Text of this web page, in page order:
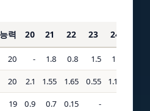
력 20 21 22 23 24
20 - 1.8 0.8 1.5 1.2
20 2.1 1.55 1.65 0.55 1.15
19 0.9 0.7 0.15 -